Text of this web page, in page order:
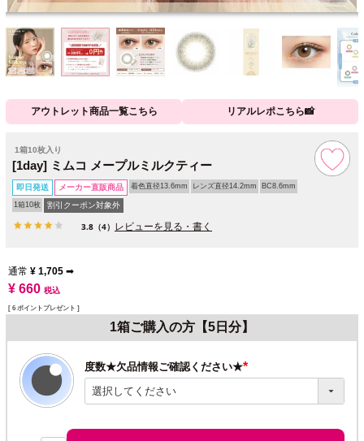
アウトレット商品一覧こちら リアルレポこちら📸
1箱10枚入り
[1day] ミムコ メープルミルクティー
即日発送 メーカー直販商品 着色直径13.6mm レンズ直径14.2mm BC8.6mm
1箱10枚 割引クーポン対象外
3.8 （4） レビューを見る・書く
通常 ¥ 1,705 ➡
¥ 660 税込
[ 6 ポイントプレゼント ]
1箱ご購入の方【5日分】
度数★欠品情報ご確認ください★
(必